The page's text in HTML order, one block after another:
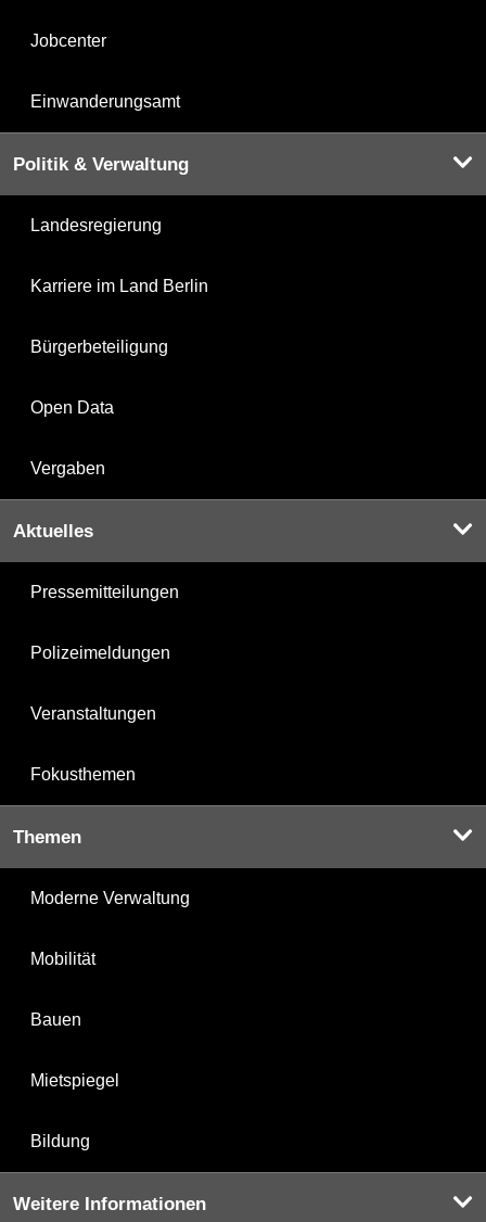
Jobcenter
Einwanderungsamt
Politik & Verwaltung
Landesregierung
Karriere im Land Berlin
Bürgerbeteiligung
Open Data
Vergaben
Aktuelles
Pressemitteilungen
Polizeimeldungen
Veranstaltungen
Fokusthemen
Themen
Moderne Verwaltung
Mobilität
Bauen
Mietspiegel
Bildung
Weitere Informationen